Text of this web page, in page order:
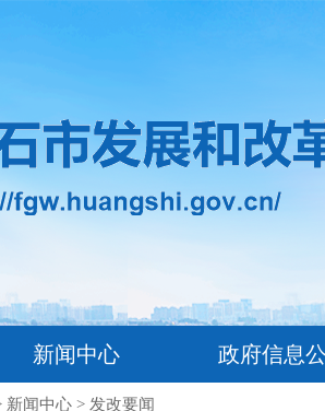
新闻中心 政府信息
新闻中心 > 发改要闻